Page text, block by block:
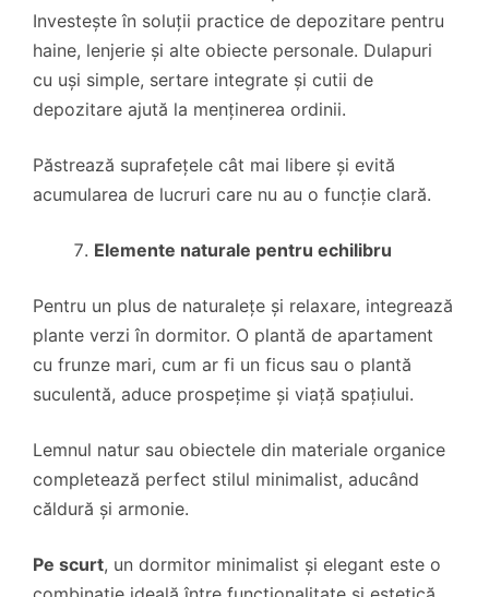
Investește în soluții practice de depozitare pentru
haine, lenjerie și alte obiecte personale. Dulapuri
cu uși simple, sertare integrate și cutii de
depozitare ajută la menținerea ordinii.
Păstrează suprafețele cât mai libere și evită
acumularea de lucruri care nu au o funcție clară.
Elemente naturale pentru echilibru
Pentru un plus de naturalețe și relaxare, integrează
plante verzi în dormitor. O plantă de apartament
cu frunze mari, cum ar fi un ficus sau o plantă
suculentă, aduce prospețime și viață spațiului.
Lemnul natur sau obiectele din materiale organice
completează perfect stilul minimalist, aducând
căldură și armonie.
Pe scurt, un dormitor minimalist și elegant este o